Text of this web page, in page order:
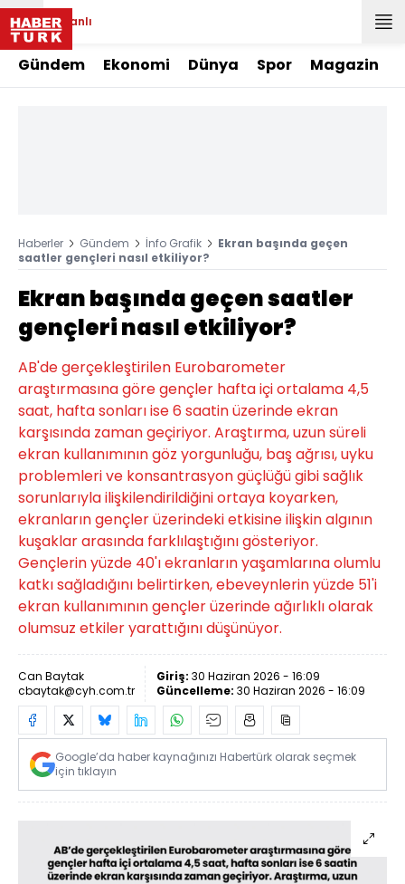
Canlı
Gündem Ekonomi Dünya Spor Magazin
Haberler Gündem İnfo Grafik
Ekran başında geçen
saatler gençleri nasıl etkiliyor?
Ekran başında geçen saatler
gençleri nasıl etkiliyor?
AB'de gerçekleştirilen Eurobarometer
araştırmasına göre gençler hafta içi ortalama 4,5
saat, hafta sonları ise 6 saatin üzerinde ekran
karşısında zaman geçiriyor. Araştırma, uzun süreli
ekran kullanımının göz yorgunluğu, baş ağrısı, uyku
problemleri ve konsantrasyon güçlüğü gibi sağlık
sorunlarıyla ilişkilendirildiğini ortaya koyarken,
ekranların gençler üzerindeki etkisine ilişkin algının
kuşaklar arasında farklılaştığını gösteriyor.
Gençlerin yüzde 40'ı ekranların yaşamlarına olumlu
katkı sağladığını belirtirken, ebeveynlerin yüzde 51'i
ekran kullanımının gençler üzerinde ağırlıklı olarak
olumsuz etkiler yarattığını düşünüyor.
Can Baytak
cbaytak@cyh.com.tr
Giriş: 30 Haziran 2026 - 16:09
Güncelleme: 30 Haziran 2026 - 16:09
Google’da haber kaynağınızı Habertürk olarak seçmek
için tıklayın